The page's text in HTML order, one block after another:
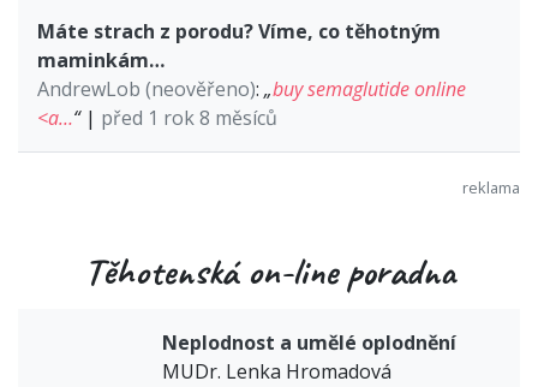
Máte strach z porodu? Víme, co těhotným
maminkám…
AndrewLob (neověřeno): „buy semaglutide online
<a…“| před 1 rok 8 měsíců
Těhotenská on-line poradna
Neplodnost a umělé oplodnění
MUDr. Lenka Hromadová